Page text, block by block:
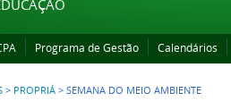
Programa de Gestão Calendários
> PROPRIÁ > SEMANA DO MEIO AMBIENTE